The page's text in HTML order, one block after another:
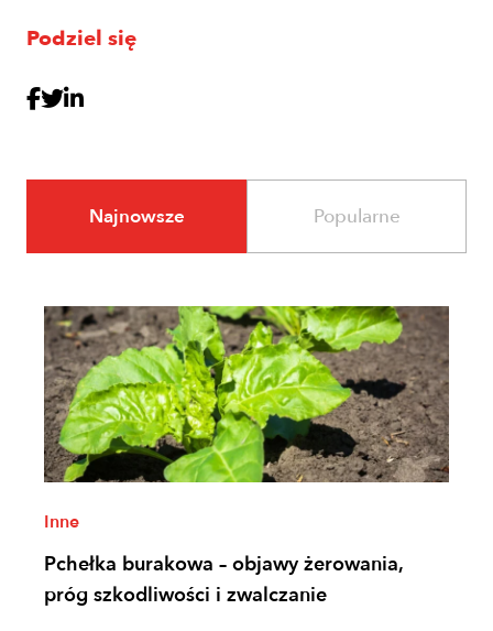
Podziel się
Najnowsze Popularne
Inne
Pchełka burakowa – objawy żerowania,
próg szkodliwości i zwalczanie